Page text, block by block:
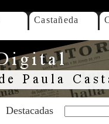
Castañeda
Destacadas